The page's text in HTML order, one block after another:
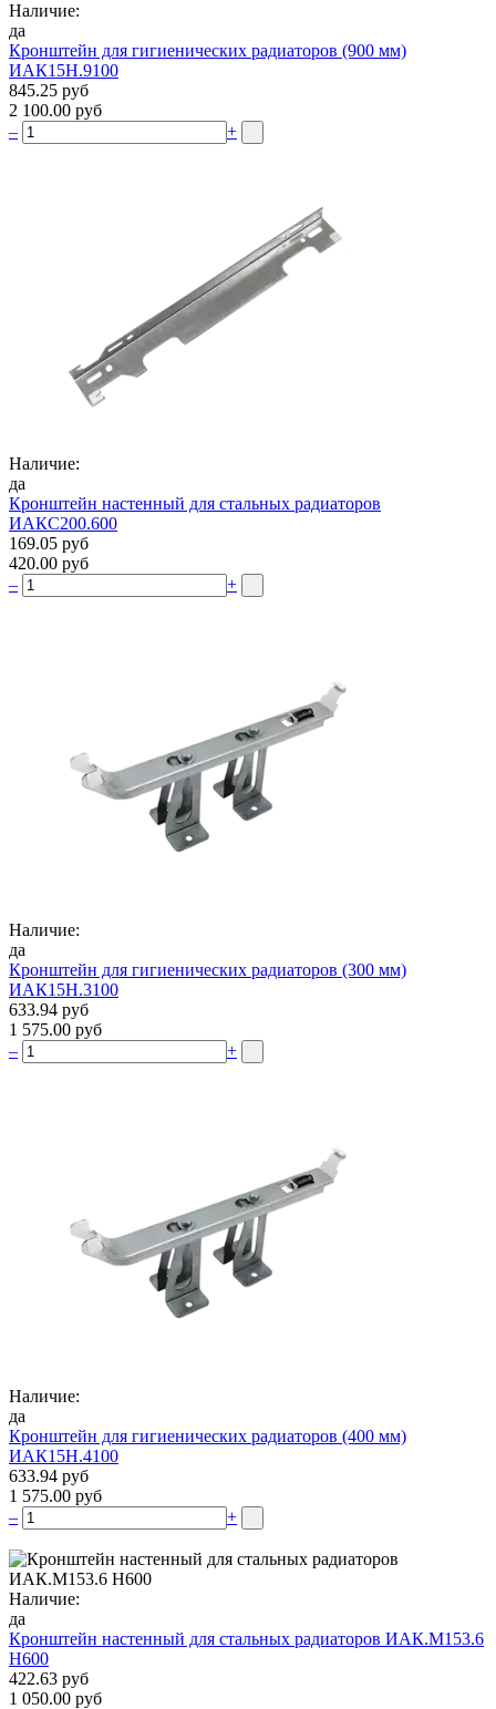
Наличие:
да
Кронштейн для гигиенических радиаторов (900 мм)
ИАК15Н.9100
845.25 руб
2 100.00 руб
–
+
Наличие:
да
Кронштейн настенный для стальных радиаторов
ИАКС200.600
169.05 руб
420.00 руб
–
+
Наличие:
да
Кронштейн для гигиенических радиаторов (300 мм)
ИАК15Н.3100
633.94 руб
1 575.00 руб
–
+
Наличие:
да
Кронштейн для гигиенических радиаторов (400 мм)
ИАК15Н.4100
633.94 руб
1 575.00 руб
–
+
Наличие:
да
Кронштейн настенный для стальных радиаторов ИАК.М153.6
Н600
422.63 руб
1 050.00 руб